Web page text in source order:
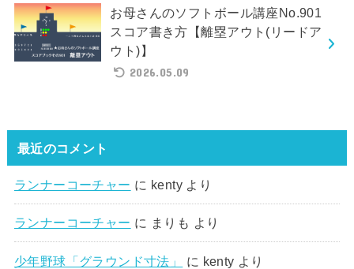
お母さんのソフトボール講座No.901
スコア書き方【離塁アウト(リードア
ウト)】
2026.05.09
最近のコメント
ランナーコーチャー に kentyより
ランナーコーチャー に まりも より
少年野球「グラウンド寸法」 に kenty より